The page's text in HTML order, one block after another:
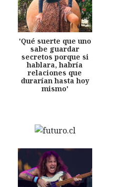
'Qué suerte que uno
sabe guardar
secretos porque si
hablara, habría
relaciones que
durarían hasta hoy
mismo'